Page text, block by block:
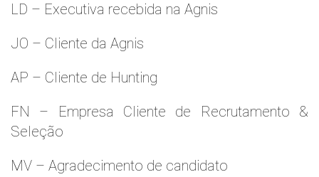
LD – Executiva recebida na Agnis
JO – Cliente da Agnis
AP – Cliente de Hunting
FN – Empresa Cliente de Recrutamento &
Seleção
MV – Agradecimento de candidato